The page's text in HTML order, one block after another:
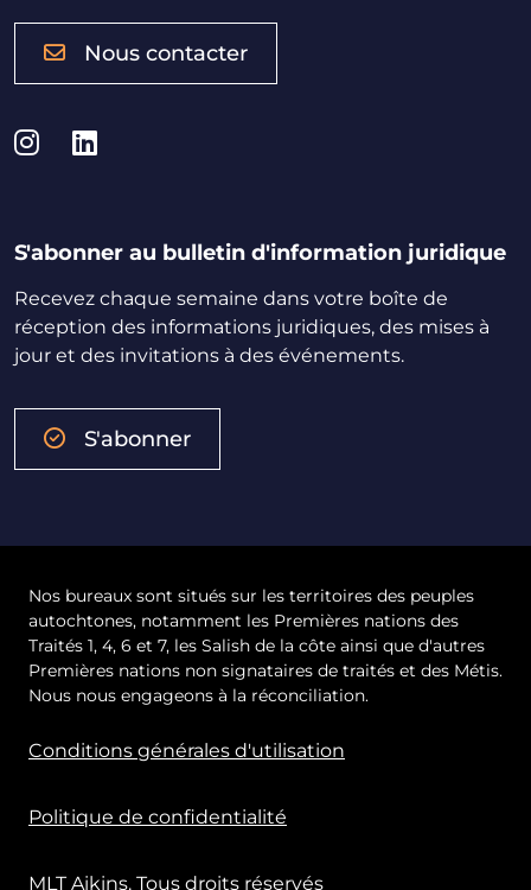
Nous contacter
Instagram
LinkedIn
S'abonner au bulletin d'information juridique
Recevez chaque semaine dans votre boîte de
réception des informations juridiques, des mises à
jour et des invitations à des événements.
S'abonner
Nos bureaux sont situés sur les territoires des peuples
autochtones, notamment les Premières nations des
Traités 1, 4, 6 et 7, les Salish de la côte ainsi que d'autres
Premières nations non signataires de traités et des Métis.
Nous nous engageons à la réconciliation.
Conditions générales d'utilisation
Politique de confidentialité
MLT Aikins. Tous droits réservés